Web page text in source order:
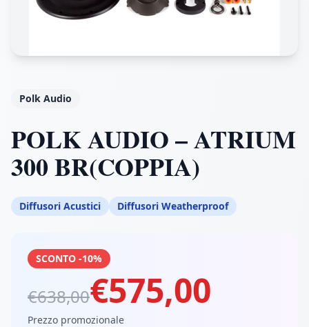
Polk Audio
POLK AUDIO – ATRIUM
300 BR(COPPIA)
Diffusori Acustici Diffusori Weatherproof
SCONTO -10%
€638,00€575,00
Prezzo promozionale